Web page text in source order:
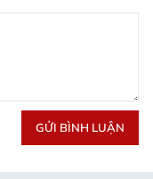
GỬI BÌNH LUẬN